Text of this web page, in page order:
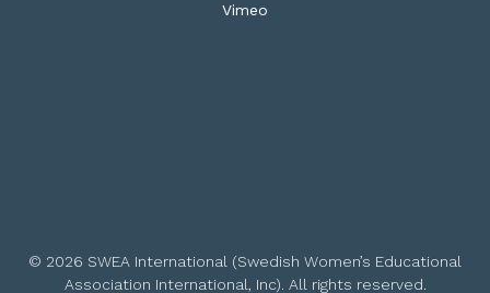
Vimeo
© 2026 SWEA International (Swedish Women’s Educational
Association International, Inc). All rights reserved.